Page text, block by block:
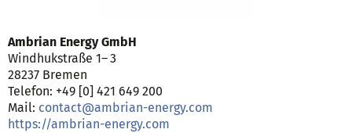
Ambrian Energy GmbH
Windhukstraße 1– 3
28237 Bremen
Telefon: +49 [0] 421 649 200
Mail: contact@ambrian-energy.com
https://ambrian-energy.com